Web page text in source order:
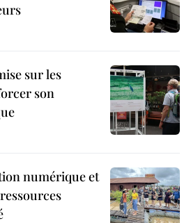
sur les
son
numérique et